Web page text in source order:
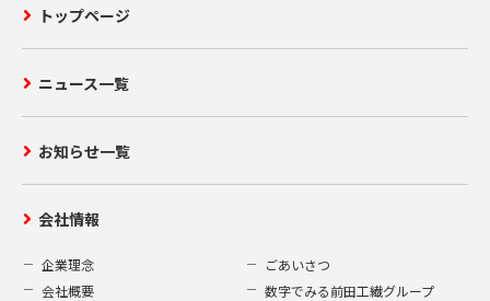
トップページ
ニュース一覧
お知らせ一覧
会社情報
企業理念
ごあいさつ
会社概要
数字でみる前田工繊グループ